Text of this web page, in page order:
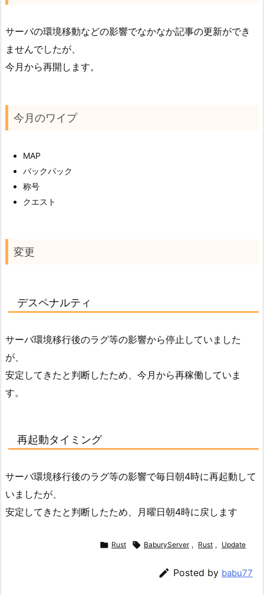
サーバの環境移動などの影響でなかなか記事の更新ができ
ませんでしたが、
今月から再開します。
今月のワイプ
MAP
バックパック
称号
クエスト
変更
デスペナルティ
サーバ環境移行後のラグ等の影響から停止していました
が、
安定してきたと判断したため、今月から再稼働していま
す。
再起動タイミング
サーバ環境移行後のラグ等の影響で毎日朝4時に再起動して
いましたが、
安定してきたと判断したため、月曜日朝4時に戻します
 Rust  BaburyServer , Rust , Update
 Posted by babu77